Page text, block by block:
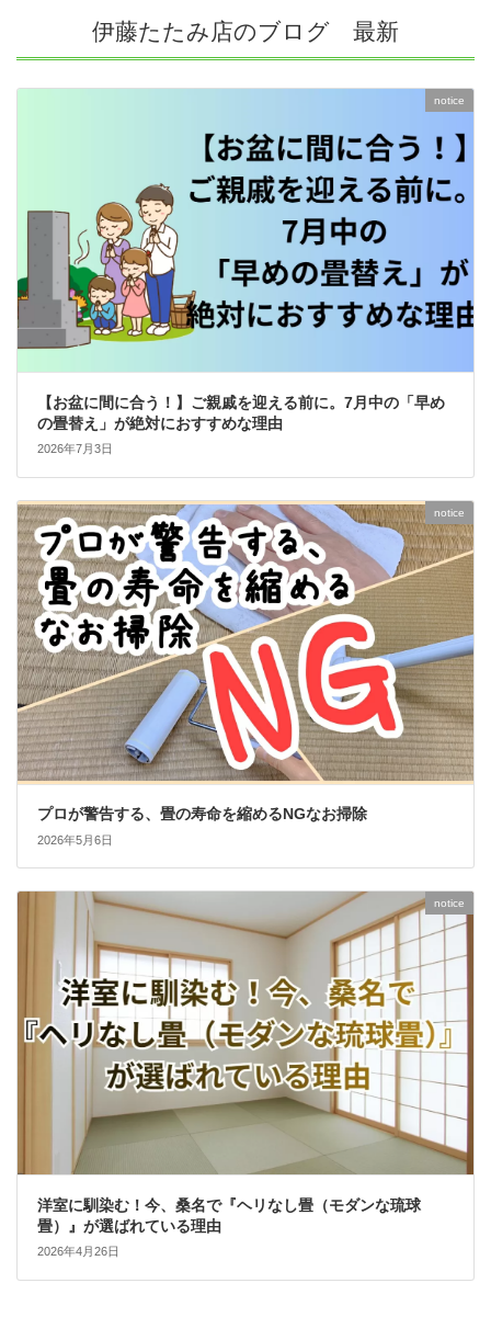
伊藤たたみ店のブログ 最新
notice
【お盆に間に合う！】ご親戚を迎える前に。7月中の「早め
の畳替え」が絶対におすすめな理由
2026年7月3日
notice
プロが警告する、畳の寿命を縮めるNGなお掃除
2026年5月6日
notice
洋室に馴染む！今、桑名で『ヘリなし畳（モダンな琉球
畳）』が選ばれている理由
2026年4月26日